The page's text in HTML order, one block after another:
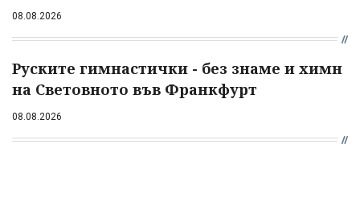
08.08.2026
Руските гимнастички - без знаме и химн
на Световното във Франкфурт
08.08.2026